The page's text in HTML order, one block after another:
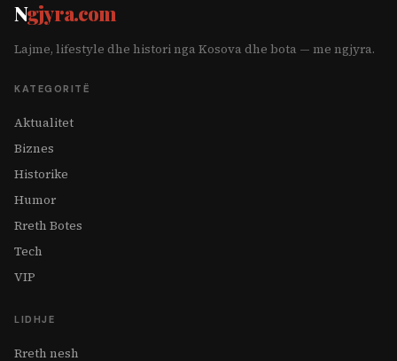
Ngjyra.com
Lajme, lifestyle dhe histori nga Kosova dhe bota — me ngjyra.
KATEGORITË
Aktualitet
Biznes
Historike
Humor
Rreth Botes
Tech
VIP
LIDHJE
Rreth nesh